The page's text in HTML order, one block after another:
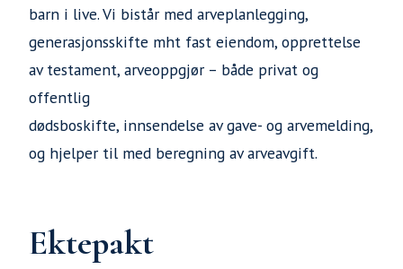
barn i live. Vi bistår med arveplanlegging,
generasjonsskifte mht fast eiendom, opprettelse
av testament, arveoppgjør – både privat og
offentlig
dødsboskifte, innsendelse av gave- og arvemelding,
og hjelper til med beregning av arveavgift.
Ektepakt